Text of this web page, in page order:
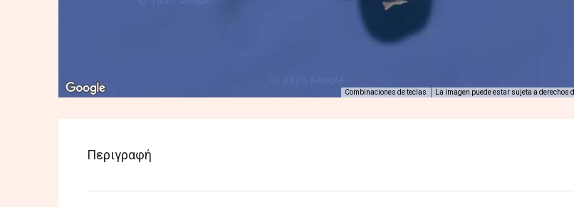
Combinaciones de teclas La imagen puede estar sujeta a derechos
Περιγραφή